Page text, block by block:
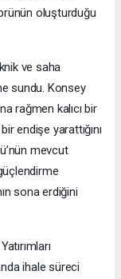
oluşturduğu
ve saha
sundu. Konsey
rağmen kalıcı bir
endişe yarattığını
mevcut
sona erdiğini
ihale süreci